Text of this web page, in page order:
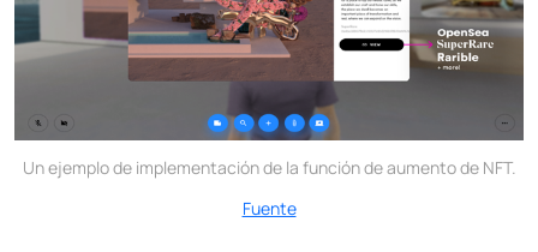
Un ejemplo de implementación de la función de aumento de NFT.
Fuente